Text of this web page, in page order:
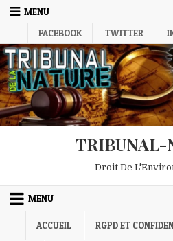
Skip
MENU
FACEBOOK
TWITTER
TRIBUNAL-
Droit De
MENU
ACCUEIL RGPD ET